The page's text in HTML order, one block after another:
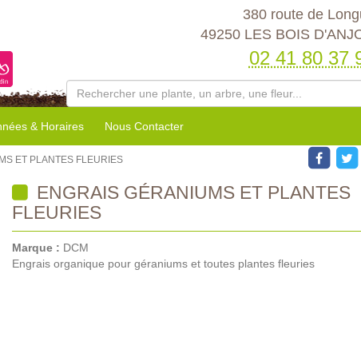
380 route de
49250 LES BOIS
02 41 80 37
& Horaires Nous Contacter
ET PLANTES FLEURIES
ENGRAIS GÉRANIUMS ET PLANTES
FLEURIES
Marque : DCM
Engrais organique pour géraniums et toutes plantes fleuries